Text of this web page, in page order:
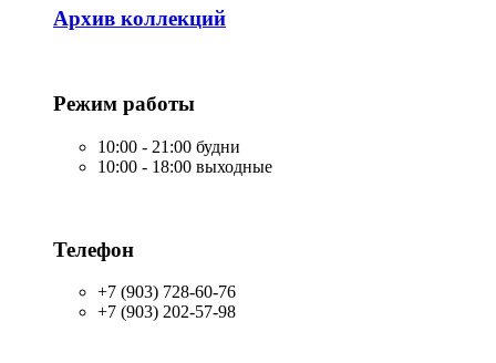
Архив коллекций
Режим работы
10:00 - 21:00 будни
10:00 - 18:00 выходные
Телефон
+7 (903) 728-60-76
+7 (903) 202-57-98